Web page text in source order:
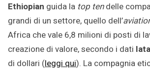
2018
Ethiopian guida la top tendelle
grandi di un settore, quello dell’
Africa che vale 6,8 milioni di posti di
creazione di valore, secondo i dati Iata
di dollari (leggi qui). La compagnia